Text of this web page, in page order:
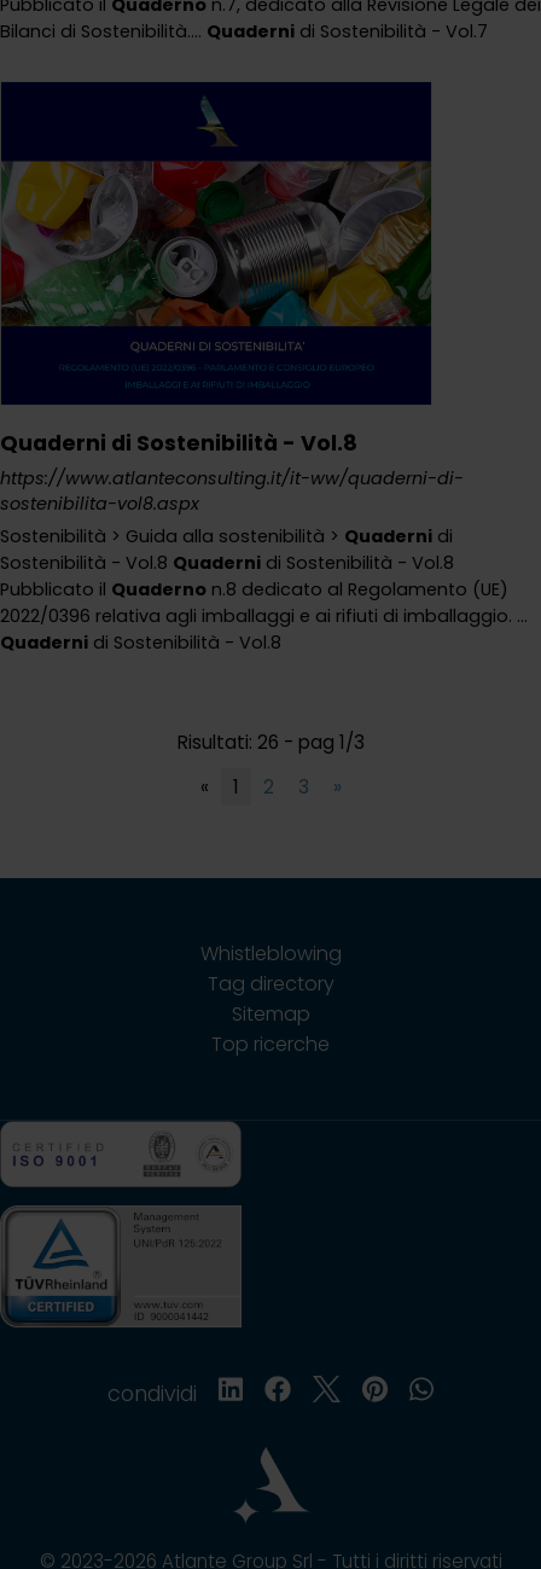
Bilanci di Sostenibilità.... Quaderni di Sostenibilità - Vol.7
Quaderni di Sostenibilità - Vol.8
https://www.atlanteconsulting.it/it-ww/quaderni-di-
sostenibilita-vol8.aspx
Sostenibilità > Guida alla sostenibilità > Quaderni di
Sostenibilità - Vol.8 Quaderni di Sostenibilità - Vol.8
Pubblicato il Quaderno n.8 dedicato al Regolamento (UE)
2022/0396 relativa agli imballaggi e ai rifiuti di imballaggio. ...
Quaderni di Sostenibilità - Vol.8
Risultati: 26 - pag 1/3
«
1 2 3 »
Whistleblowing
Tag directory
Sitemap
Top ricerche
condividi
© 2023-2026 Atlante Group Srl - Tutti i diritti riservati